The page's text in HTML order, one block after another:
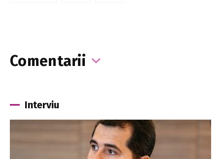
Comentarii
Interviu